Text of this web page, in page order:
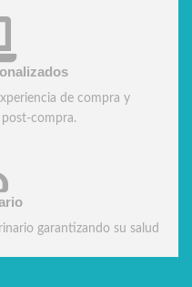
de compra y
compra.
garantizando su salud